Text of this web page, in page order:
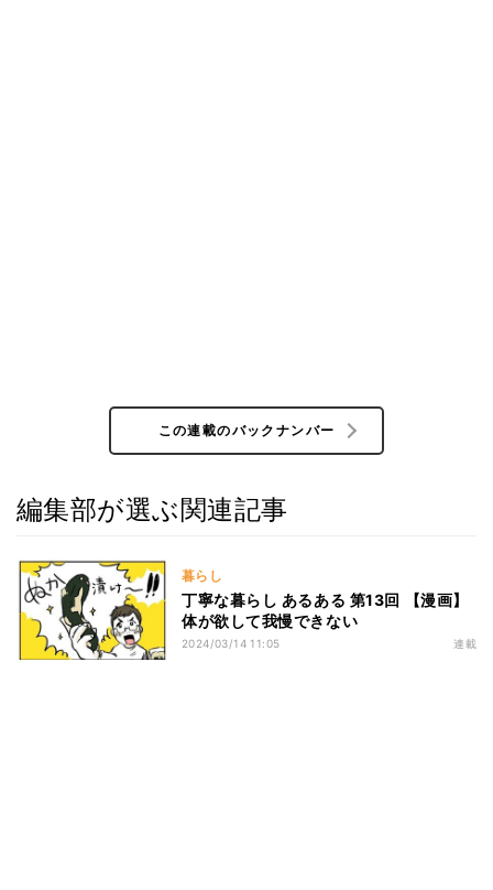
この連載のバックナンバー
編集部が選ぶ関連記事
暮らし
丁寧な暮らし あるある 第13回 【漫画】
体が欲して我慢できない
2024/03/14 11:05 連載